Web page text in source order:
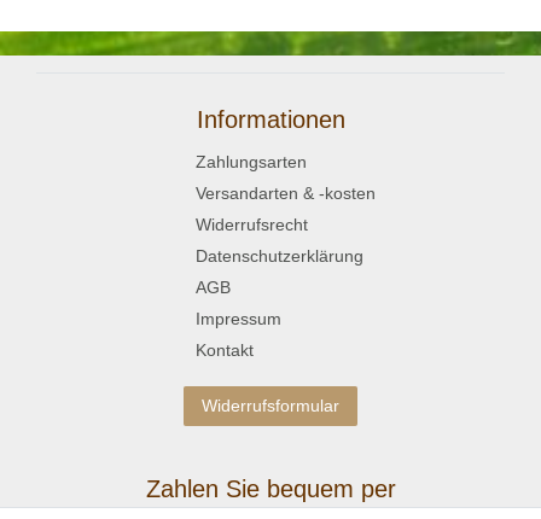
Informationen
Zahlungsarten
Versandarten & -kosten
Widerrufsrecht
Datenschutzerklärung
AGB
Impressum
Kontakt
Widerrufsformular
Zahlen Sie bequem per